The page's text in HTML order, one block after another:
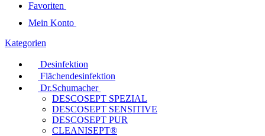
Favoriten
Mein Konto
Kategorien
Desinfektion
Flächendesinfektion
Dr.Schumacher
DESCOSEPT SPEZIAL
DESCOSEPT SENSITIVE
DESCOSEPT PUR
CLEANISEPT®